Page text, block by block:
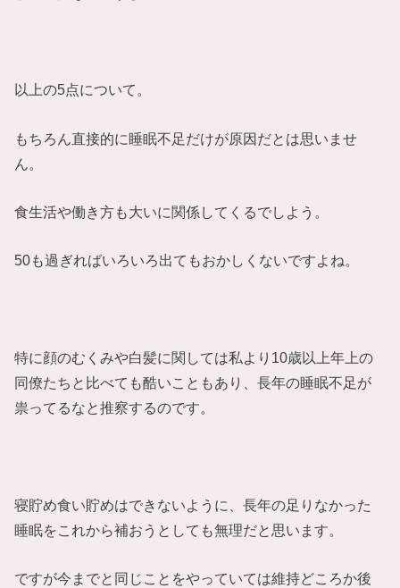
以上の5点について。
もちろん直接的に睡眠不足だけが原因だとは思いませ
ん。
食生活や働き方も大いに関係してくるでしよう。
50も過ぎればいろいろ出てもおかしくないですよね。
特に顔のむくみや白髪に関しては私より10歳以上年上の
同僚たちと比べても酷いこともあり、長年の睡眠不足が
祟ってるなと推察するのです。
寝貯め食い貯めはできないように、長年の足りなかった
睡眠をこれから補おうとしても無理だと思います。
ですが今までと同じことをやっていては維持どころか後